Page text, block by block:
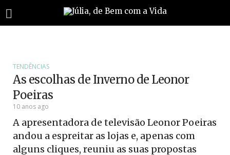
TENDÊNCIAS
As escolhas de Inverno de Leonor
Poeiras
10 anos ago
A apresentadora de televisão Leonor Poeiras
andou a espreitar as lojas e, apenas com
alguns cliques, reuniu as suas propostas